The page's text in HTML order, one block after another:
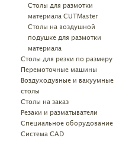
Столы для размотки
материала CUTMaster
Столы на воздушной
подушке для размотки
материала
Столы для резки по размеру
Перемоточные машины
Воздуходувные и вакуумные
столы
Столы на заказ
Резаки и разматыватели
Специальное оборудование
Системa CAD